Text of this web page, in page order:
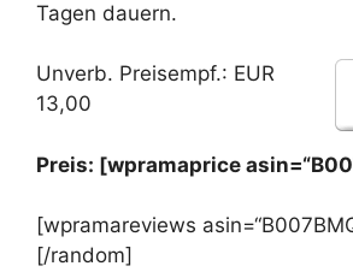
Tagen dauern.
Unverb. Preisempf.: EUR
13,00
Preis: [wpramaprice
[wpramareviews
[/random]